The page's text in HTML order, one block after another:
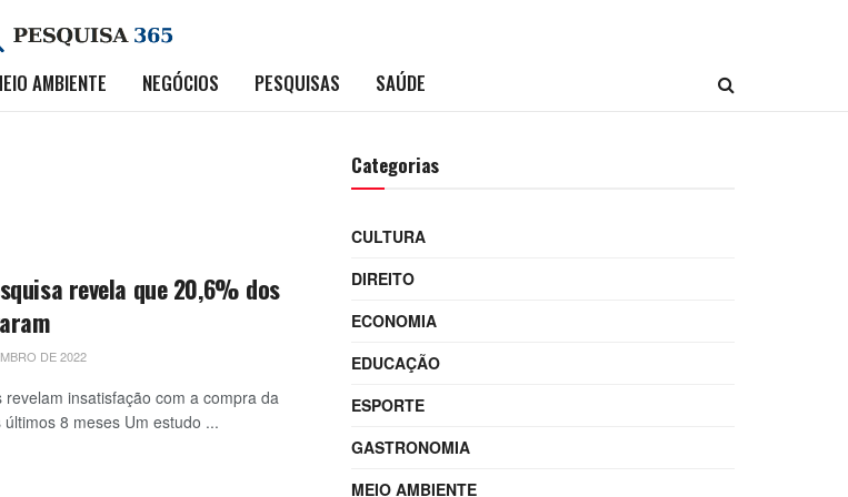
AMBIENTE NEGÓCIOS PESQUISAS SAÚDE
revela que 20,6% dos
DE 2022
insatisfação com a compra da
8 meses Um estudo ...
Categorias
CULTURA
DIREITO
ECONOMIA
EDUCAÇÃO
ESPORTE
GASTRONOMIA
MEIO AMBIENTE